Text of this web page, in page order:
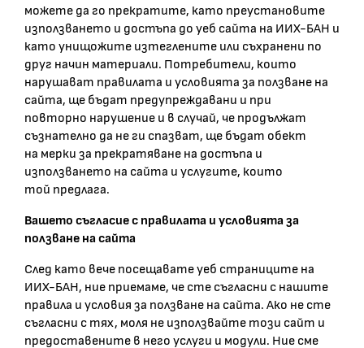
можете да го прекратите, като преустановите
използването и достъпа до уеб сайта на ИИХ-БАН и
като унищожите изтеглените или съхранени по
друг начин материали. Потребители, които
нарушават правилата и условията за ползване на
сайта, ще бъдат предупреждавани и при
повторно нарушение и в случай, че продължат
съзнателно да не ги спазват, ще бъдат обект
на мерки за прекратяване на достъпа и
използването на сайта и услугите, които
той предлага.
Вашето съгласие с правилата и условията за
ползване на сайта
След като вече посещавате уеб страниците на
ИИХ-БАН, ние приемаме, че сте съгласни с нашите
правила и условия за ползване на сайта. Ако не сте
съгласни с тях, моля не използвайте този сайт и
предоставените в него услуги и модули. Ние сме